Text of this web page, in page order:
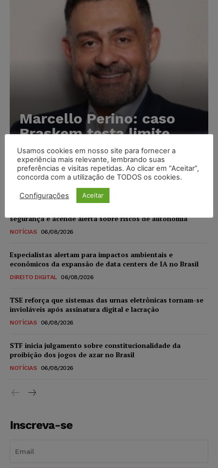
Marcello Perino: caso
Braskem testa limite
entre tutela cautelar e
recuperação judicial
Karina Silvério - 06/08/2026
segurança e acende alerta sobre riscos de autonomia
NOTÍCIAS 06/08/2026
Especialistas alertam para impactos ambientais e
econômicos da expansão de data centers de IA no Brasil
DIREITO DIGITAL 06/08/2026
TSE reforça que sistemas das urnas eletrônicas tornam-se
invioláveis após assinatura digital e lacração
NOTÍCIAS 06/08/2026
STF inicia julgamento sobre constitucionalidade da
proibição dos jogos de azar no Brasil
NOTÍCIAS 06/08/2026
Inscreva-se
Usamos cookies em nosso site para fornecer a
experiência mais relevante, lembrando suas
preferências e visitas repetidas. Ao clicar em “Aceitar”,
concorda com a utilização de TODOS os cookies.
Configurações Aceitar